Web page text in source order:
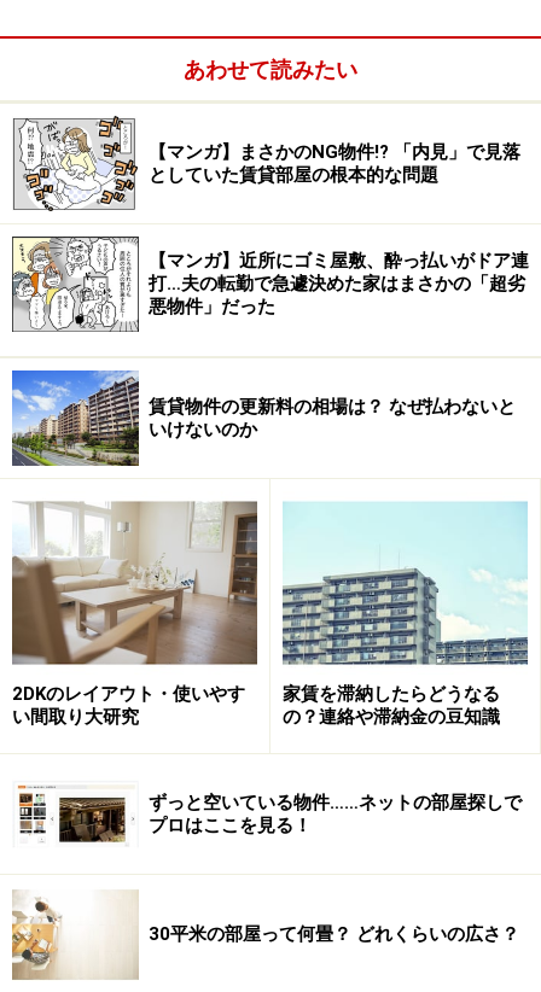
ョン
2013年3月から、エイブルは東京ガールズコレクション
と協業し、お部屋から「なりたい私を叶える」様々な情
報を発信する、「TGRoom プロジェクト」を展開して
いました。このプロジェクトの一環として、エイブルが
実際に原宿に出店したのが、「MAISON ABLE（メゾン
エイブル）」。スタッフ全員が女性コンシェルジェで構
成されており、「ファッション」「ビューティ」など、
女性がお部屋選びの際に重視するカテゴリー別に物件情
報を用意しています。
物件情報を見ることが可能なだけでなく、2階には独自
のパウダールームやカフェが設けられ、これまでの不動
産店舗の常識を覆す、画期的な店舗です。
2階のパウダールーム
あわせて読みたい
【マンガ】まさかのNG物件!? 「内見」で見落
としていた賃貸部屋の根本的な問題
【マンガ】近所にゴミ屋敷、酔っ払いがドア連
打…夫の転勤で急遽決めた家はまさかの「超劣
悪物件」だった
賃貸物件の更新料の相場は？ なぜ払わないと
いけないのか
2DKのレイアウト・使いやす
い間取り大研究
家賃を滞納したらどうなる
の？連絡や滞納金の豆知識
ずっと空いている物件……ネットの部屋探しで
プロはここを見る！
30平米の部屋って何畳？ どれくらいの広さ？